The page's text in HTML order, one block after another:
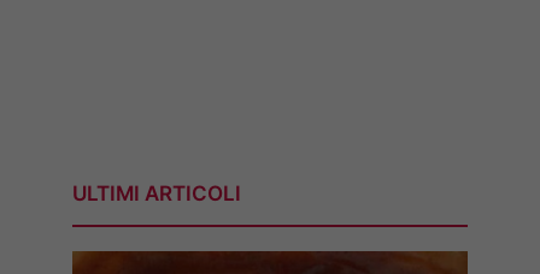
ULTIMI ARTICOLI